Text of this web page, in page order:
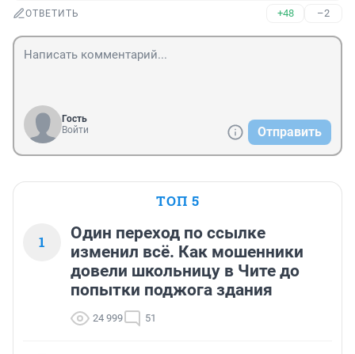
ОТВЕТИТЬ +48 –2
Гость
Войти
Отправить
ТОП 5
1
Один переход по ссылке
изменил всё. Как мошенники
довели школьницу в Чите до
попытки поджога здания
24 999 51